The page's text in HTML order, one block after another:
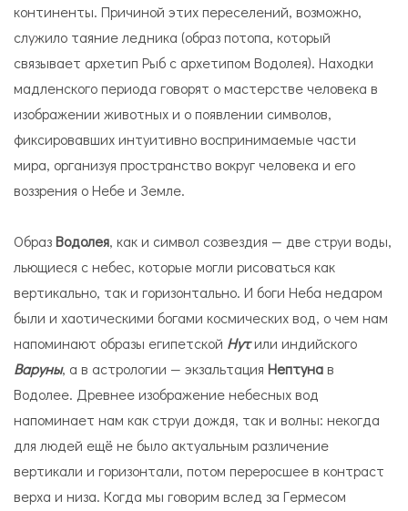
континенты. Причиной этих переселений, возможно,
служило таяние ледника (образ потопа, который
связывает архетип Рыб с архетипом Водолея). Находки
мадленского периода говорят о мастерстве человека в
изображении животных и о появлении символов,
фиксировавших интуитивно воспринимаемые части
мира, организуя пространство вокруг человека и его
воззрения о Небе и Земле.
ОбразВодолея, как и символ созвездия — две струи воды,
льющиеся с небес, которые могли рисоваться как
вертикально, так и горизонтально. И боги Неба недаром
были и хаотическими богами космических вод, о чем нам
напоминают образы египетской Нутили индийского
Варуны, а в астрологии — экзальтация Нептунав
Водолее. Древнее изображение небесных вод
напоминает нам как струи дождя, так и волны: некогда
для людей ещё не было актуальным различение
вертикали и горизонтали, потом переросшее в контраст
верха и низа. Когда мы говорим вслед за Гермесом